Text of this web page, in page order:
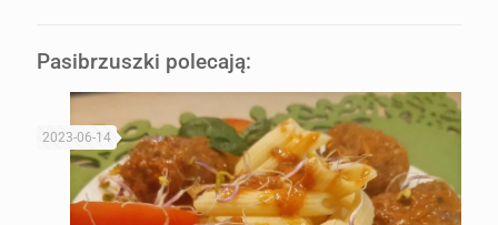
Pasibrzuszki polecają:
2023-06-14